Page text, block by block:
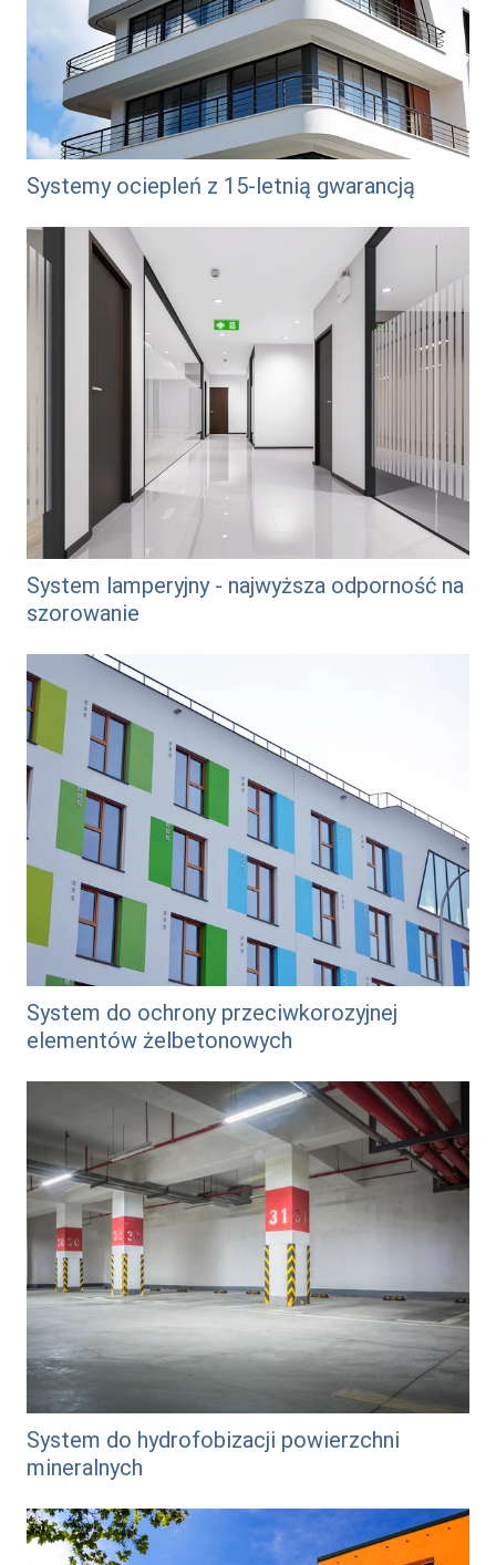
Systemy ociepleń z 15-letnią gwarancją
System lamperyjny - najwyższa odporność na
szorowanie
/system-lamperyjny-najwyzsza-odpornosc-na-
szorowanie
System do ochrony przeciwkorozyjnej
elementów żelbetonowych
/system-do-ochrony-przeciwkorozyjnej-zelbetu
System do hydrofobizacji powierzchni
mineralnych
/system-do-hydrofobizacji-powierzchni-mineralnych
/system-do-ochrony-antykorozyjnej-elementow-
zelbetowych-i-spekanych-tynkow